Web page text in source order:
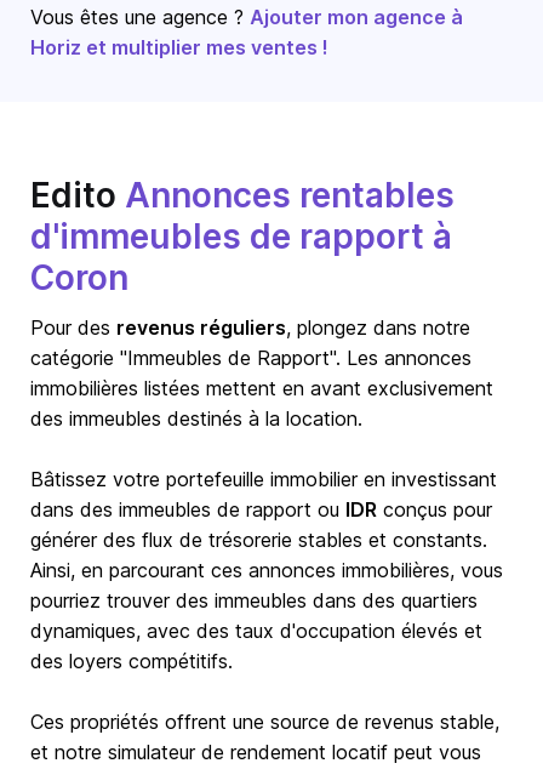
Vous êtes une agence ? Ajouter mon agence à
Horiz et multiplier mes ventes !
Edito Annonces rentables
d'immeubles de rapport à
Coron
Pour des revenus réguliers, plongez dans notre
catégorie "Immeubles de Rapport". Les annonces
immobilières listées mettent en avant exclusivement
des immeubles destinés à la location.
Bâtissez votre portefeuille immobilier en investissant
dans des immeubles de rapport ou IDR conçus pour
générer des flux de trésorerie stables et constants.
Ainsi, en parcourant ces annonces immobilières, vous
pourriez trouver des immeubles dans des quartiers
dynamiques, avec des taux d'occupation élevés et
des loyers compétitifs.
Ces propriétés offrent une source de revenus stable,
et notre simulateur de rendement locatif peut vous